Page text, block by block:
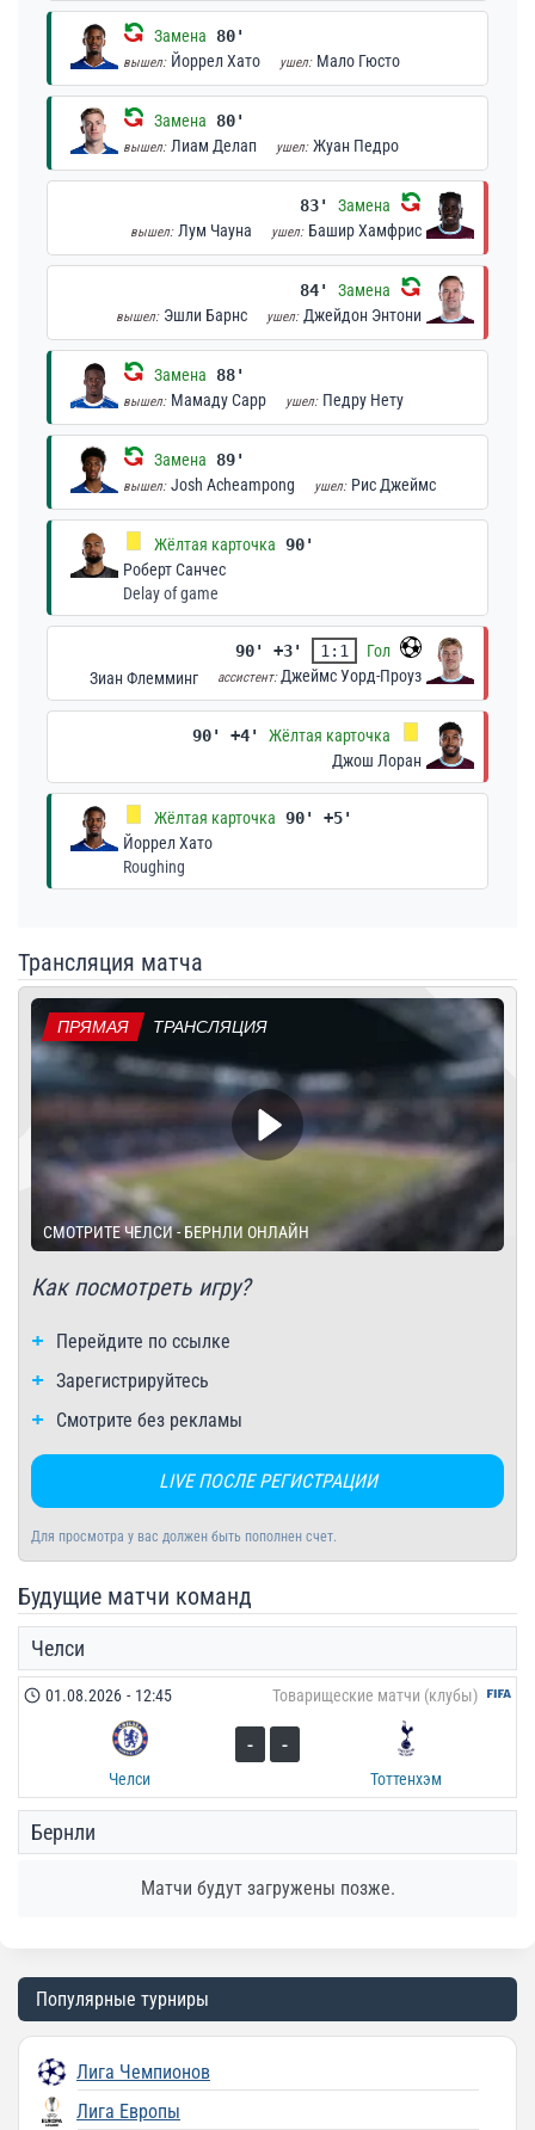
Замена 80'
вышел: Йоррел Хато ушел: Мало Гюсто
Замена 80'
вышел: Лиам Делап ушел: Жуан Педро
83' Замена
вышел: Лум Чауна ушел: Башир Хамфрис
84' Замена
вышел: Эшли Барнс ушел: Джейдон Энтони
Замена 88'
вышел: Мамаду Сарр ушел: Педру Нету
Замена 89'
вышел: Josh Acheampong ушел: Рис Джеймс
Жёлтая карточка 90'
Роберт Санчес
Delay of game
90' +3' 1:1
Гол
Зиан Флемминг
ассистент: Джеймс Уорд-Проуз
90' +4'
Жёлтая карточка
Джош Лоран
Жёлтая карточка 90' +5'
Йоррел Хато
Roughing
Трансляция матча
ПРЯМАЯ ТРАНСЛЯЦИЯ
СМОТРИТЕ ЧЕЛСИ - БЕРНЛИ ОНЛАЙН
Как посмотреть игру?
Перейдите по ссылке
Зарегистрируйтесь
Смотрите без рекламы
LIVE ПОСЛЕ РЕГИСТРАЦИИ
Для просмотра у вас должен быть пополнен счет.
Будущие матчи команд
Челси
Товарищеские матчи (клубы)
01.08.2026 - 12:45
Челси
- -
Тоттенхэм
Бернли
Матчи будут загружены позже.
Популярные турниры
Лига Чемпионов
Лига Европы